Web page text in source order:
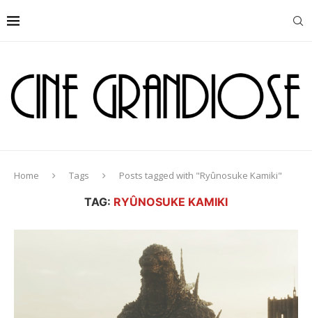
Home Tags Posts tagged with "Ryûnosuke Kamiki"
TAG: RYÛNOSUKE KAMIKI